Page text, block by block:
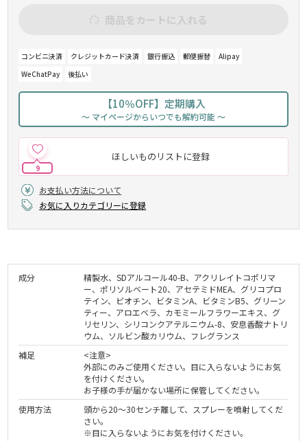
商品をカートに入れる
コンビニ決済 クレジットカード決済 銀行振込 郵便振替
Alipay
WeChatPay
後払い
【10％OFF】定期購入
～ マイページからいつでも解約可能 ～
ほしいものリストに登録
9
お支払い方法について
お気に入りカテゴリーに登録
成分
精製水、SDアルコール40-B、アクリレイトコポリマ
ー、ポリソルベート20、アセテミドMEA、グリコプロ
テイン、ビオチン、ビタミンA、ビタミンB5、グリーン
ティー、アロエベラ、カモミールフラワーエキス、グ
リセリン、シリコンクアテルニウム-8、安息香酸ナトリ
ウム、ソルビン酸カリウム、フレグランス
補足
<注意>
外部にのみご使用ください。目に入らないようにお気
を付けください。
お子様の手が届かない場所に保管してください。
使用方法
頭から20～30センチ離して、スプレーを噴射してくだ
さい。
※目に入らないようにお気を付けください。